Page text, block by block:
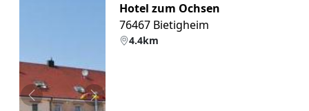
Zurück Weiter
Hotel zum Ochsen
76467 Bietigheim
4.4km